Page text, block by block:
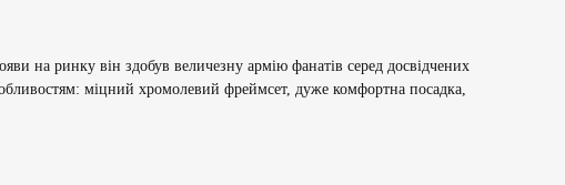
ринку він здобув величезну армію фанатів серед досвідчених
міцний хромолевий фреймсет, дуже комфортна посадка,